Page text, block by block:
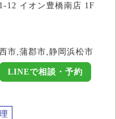
12 イオン豊橋南店 1F
市,蒲郡市,静岡浜松市
LINEで相談・予約